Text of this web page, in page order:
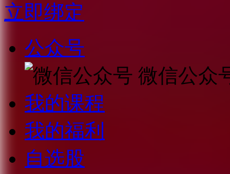
立即绑定
公众号
微信公众
我的课程
我的福利
自选股